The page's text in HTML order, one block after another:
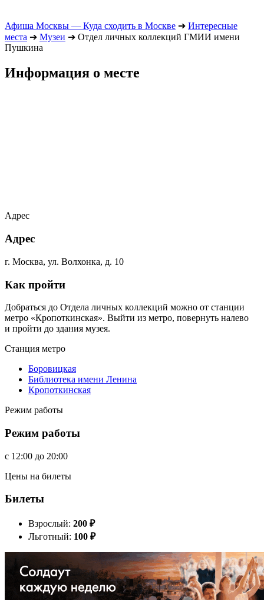
Афиша Москвы — Куда сходить в Москве ➔ Интересные
места ➔ Музеи ➔ Отдел личных коллекций ГМИИ имени
Пушкина
Информация о месте
Адрес
Адрес
г. Москва, ул. Волхонка, д. 10
Как пройти
Добраться до Отдела личных коллекций можно от станции
метро «Кропоткинская». Выйти из метро, повернуть налево
и пройти до здания музея.
Станция метро
Боровицкая
Библиотека имени Ленина
Кропоткинская
Режим работы
Режим работы
c 12:00 до 20:00
Цены на билеты
Билеты
Взрослый: 200 ₽
Льготный: 100 ₽